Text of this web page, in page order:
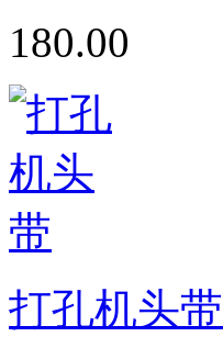
180.00
打孔机头带